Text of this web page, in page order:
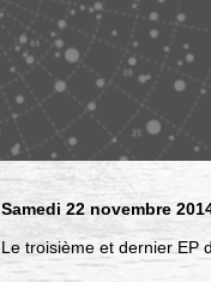
Samedi 22 novembre
Le troisième et dernier EP